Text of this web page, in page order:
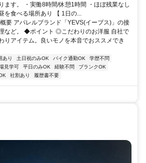
ます。 ・実働8時間/休憩1時間 ・ほぼ残業なし
を食べる場所あり 【 1日の...
要 アパレルブランド「YEVS(イーブス)」の接
など。 ◆ポイント ◎こだわりのお洋服 自社で
りアイテム。良いモノを本音でおススメでき
あり 土日祝のみOK バイク通勤OK
学歴不問
見学可 平日のみOK 経験不問
ブランクOK
社割あり 履歴書不要